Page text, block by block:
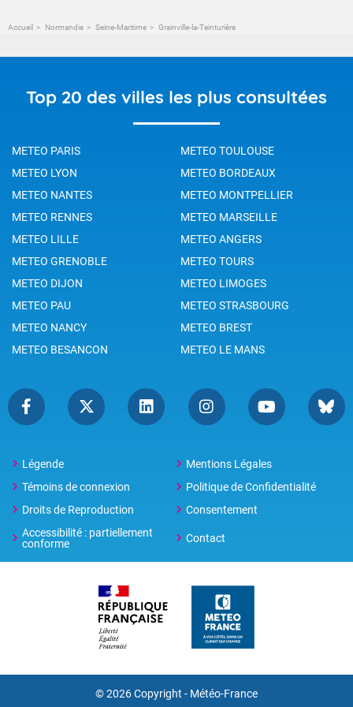
Accueil Normandie Seine-Maritime Grainville-la-Teinturière
Top 20 des villes les plus consultées
METEO PARIS
METEO TOULOUSE
METEO LYON
METEO BORDEAUX
METEO NANTES
METEO MONTPELLIER
METEO RENNES
METEO MARSEILLE
METEO LILLE
METEO ANGERS
METEO GRENOBLE
METEO TOURS
METEO DIJON
METEO LIMOGES
METEO PAU
METEO STRASBOURG
METEO NANCY
METEO BREST
METEO BESANCON
METEO LE MANS
Légende
Mentions Légales
Témoins de connexion
Politique de Confidentialité
Droits de Reproduction
Consentement
Accessibilité : partiellement
conforme
Contact
© 2026 Copyright - Météo-France